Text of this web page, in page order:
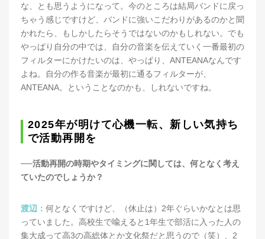
な、とも思うようになって。今のところは結局バンドに戻っ
ちゃう感じですけど、バンドに強いこだわりがあるのかと聞
かれたら、もしかしたらそうではないのかもしれない。でも
やっぱり自分の中では、自分の音楽を伝えていく一番最初の
フィルターにかけたいのは、やっぱり、ANTEANAなんです
よね。自分の作る音楽が最初に通るフィルターが、
ANTEANA。ということなのかも、しれないですね。
2025年が明けて心機一転、新しい気持ち
で活動再開を
──活動再開の時期やタイミングに関しては、何となく考え
ていたのでしょうか？
渡辺： 何となくですけど、（休止は）2年ぐらいかなとは思
っていました。高校生で喩えると1年生で部活に入った人の
集大成って高3の高総体とか文化祭だと思うので（笑）、2